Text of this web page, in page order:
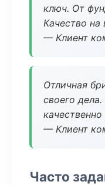
ключ. От
Качество на
— Клиент
Отличная
своего
— Клиент
Часто